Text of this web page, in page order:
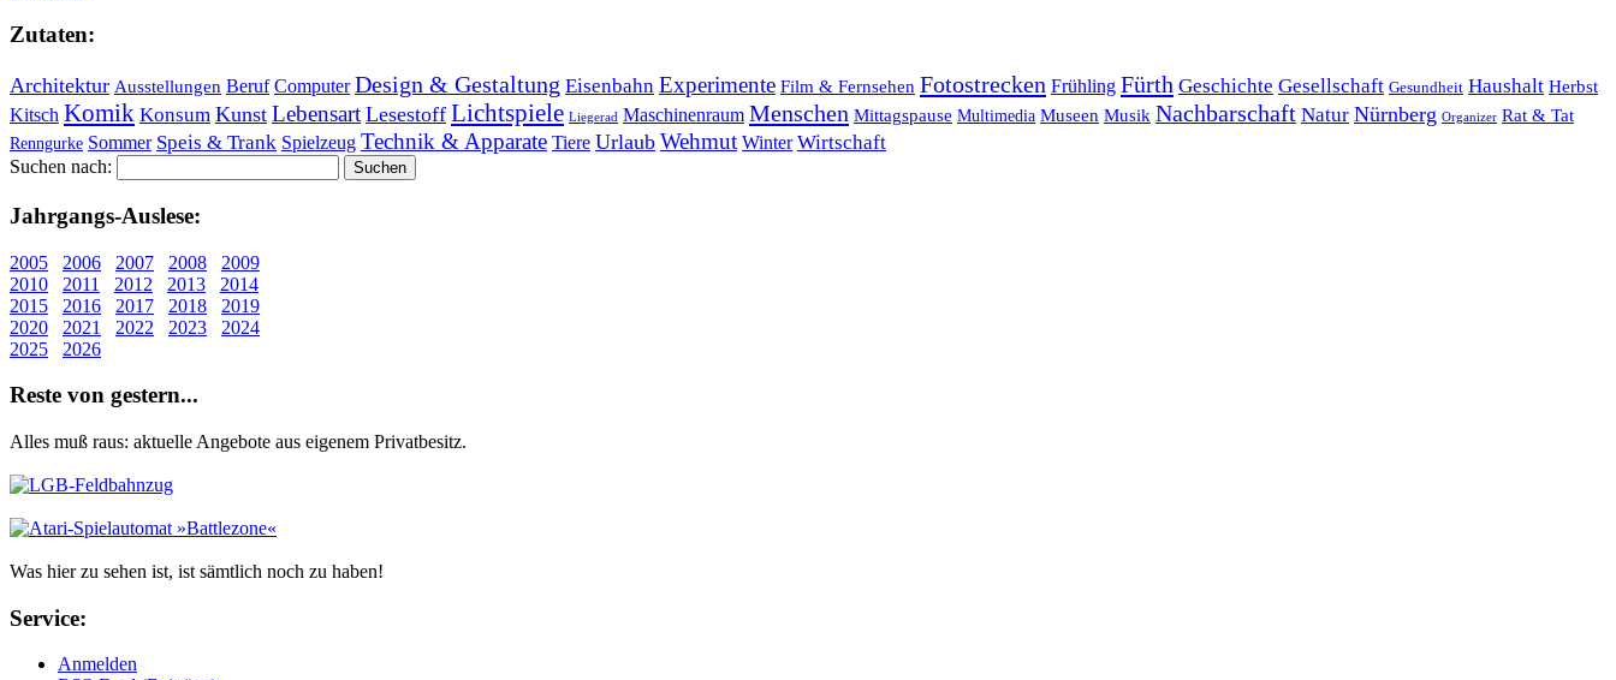
Zu­ta­ten:
Architektur Ausstellungen Beruf Computer Design & Gestaltung Eisenbahn Experimente Film & Fernsehen Fotostrecken Frühling Fürth Geschichte Gesellschaft Gesundheit Haushalt Herbst
Kitsch Komik Konsum Kunst Lebensart Lesestoff Lichtspiele Liegerad Maschinenraum Menschen Mittagspause Multimedia Museen Musik Nachbarschaft Natur Nürnberg Organizer Rat & Tat
Renngurke Sommer Speis & Trank Spielzeug Technik & Apparate Tiere Urlaub Wehmut Winter Wirtschaft
Suchen nach:
Jahr­gangs-Aus­le­se:
2005 2006 2007 2008
2009
2010
2011 2012 2013
2014
2015
2016 2017 2018
2019
2020
2021 2022 2023
2024
2025
2026
Re­ste von ge­stern...
Alles muß raus: aktuelle An­ge­bo­te aus eigenem Privatbesitz.
Was hier zu sehen ist, ist sämt­lich noch zu haben!
Ser­vice:
Anmelden